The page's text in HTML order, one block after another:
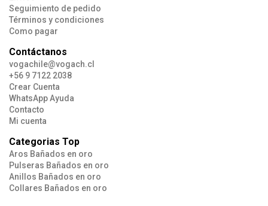
Seguimiento de pedido
Términos y condiciones
Como pagar
Contáctanos
vogachile@vogach.cl
+56 9 7122 2038
Crear Cuenta
WhatsApp Ayuda
Contacto
Mi cuenta
Categorias Top
Aros Bañados en oro
Pulseras Bañados en oro
Anillos Bañados en oro
Collares Bañados en oro